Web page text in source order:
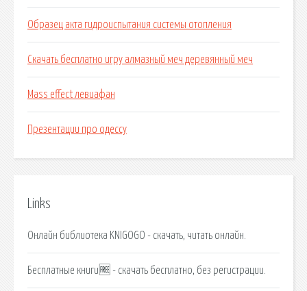
Образец акта гидроиспытания системы отопления
Скачать бесплатно игру алмазный меч деревянный меч
Mass effect левиафан
Презентации про одессу
Links
Онлайн библиотека KNIGOGO - скачать, читать онлайн.
Бесплатные книги🆓 - скачать бесплатно, без регистрации.